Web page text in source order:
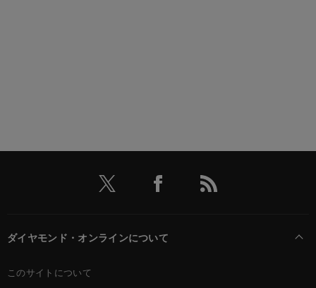
ダイヤモンド・オンラインについて
このサイトについて